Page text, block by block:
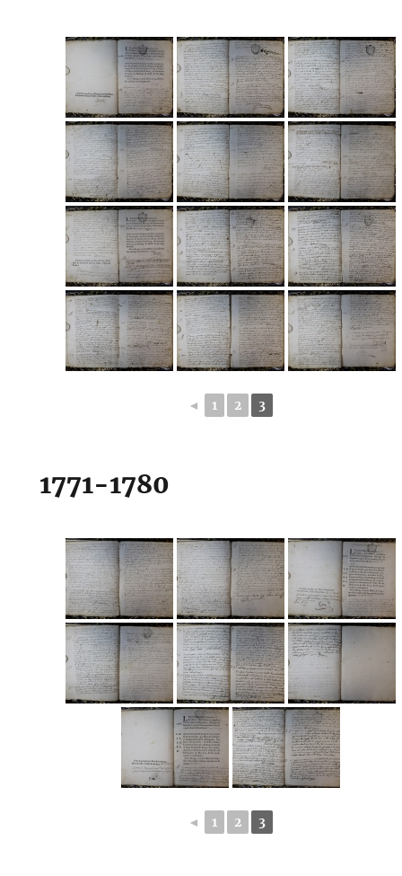
◄ 1 2 3
1771-1780
◄ 1 2 3